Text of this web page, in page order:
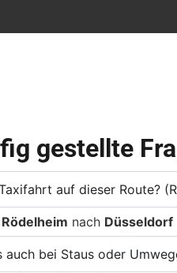
gestellte
auf dieser Route?
Rödelheim nach Düsseldorf
auch bei Staus oder